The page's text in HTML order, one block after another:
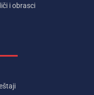
i obrasci